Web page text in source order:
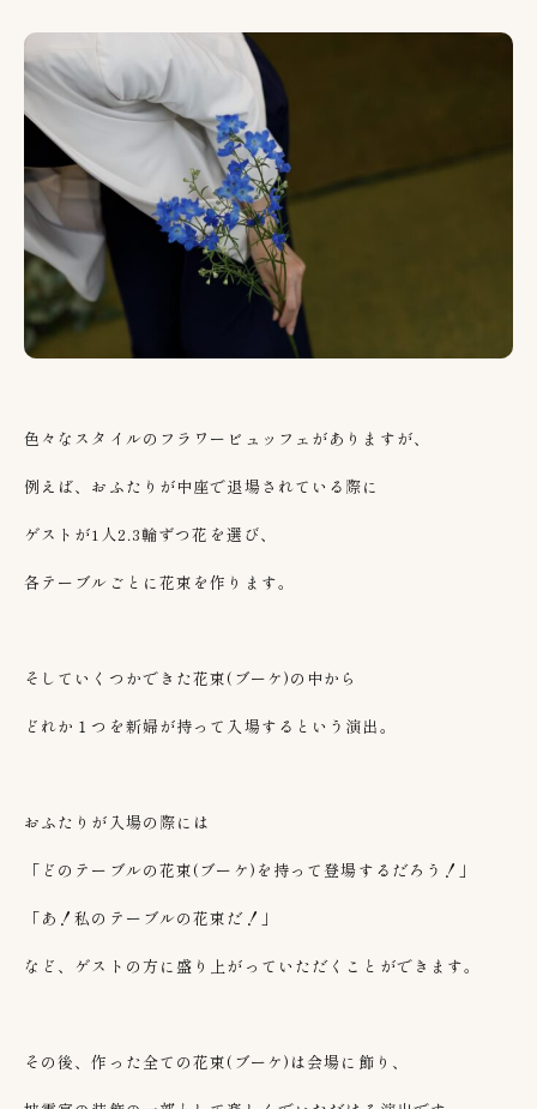
色々なスタイルのフラワービュッフェがありますが、
例えば、おふたりが中座で退場されている際に
ゲストが1 人2.3輪ずつ花を選び、
各テーブルごとに花束を作ります。
そしていくつかできた花束( ブーケ)の中から
どれか１つを新婦が持って入場するという演出。
おふたりが入場の際には
「どのテーブルの花束(ブーケ) を持って登場するだろう！」
「あ！私のテーブルの花束だ！」
など、ゲストの方に盛り上がっていただくことができます。
その後、作った全ての花束( ブーケ) は会場に飾り、